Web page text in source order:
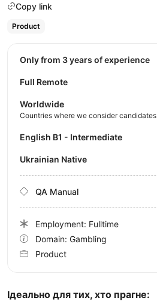
Copy link
Product
Ідеально для тих, хто прагне:
Only from 3 years of experience
Full Remote
Worldwide
Countries where we consider candidates
English B1 - Intermediate
Ukrainian Native
QA Manual
Employment: Fulltime
Domain: Gambling
Product